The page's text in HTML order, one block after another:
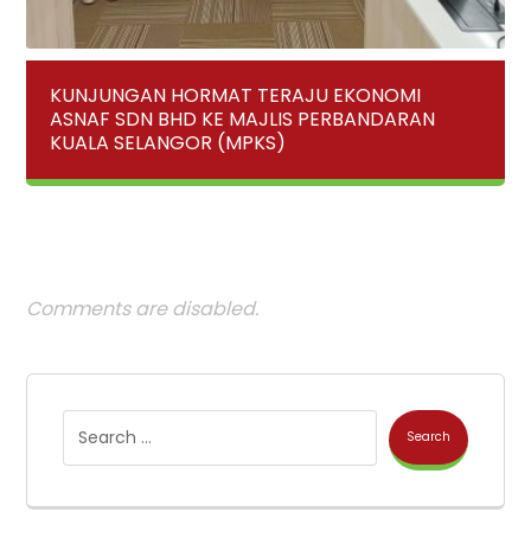
KUNJUNGAN HORMAT TERAJU EKONOMI
ASNAF SDN BHD KE MAJLIS PERBANDARAN
KUALA SELANGOR (MPKS)
Comments are disabled.
Search